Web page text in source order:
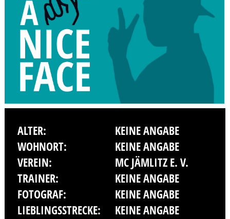
ALTER:
KEINE ANGABE
WOHNORT:
KEINE ANGABE
VEREIN:
MC JÄMLITZ E. V.
TRAINER:
KEINE ANGABE
FOTOGRAF:
KEINE ANGABE
LIEBLINGSSTRECKE:
KEINE ANGABE